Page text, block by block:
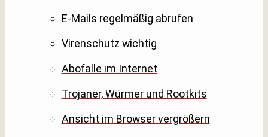
E-Mails regelmäßig abrufen
Virenschutz wichtig
Abofalle im Internet
Trojaner, Würmer und Rootkits
Ansicht im Browser vergrößern